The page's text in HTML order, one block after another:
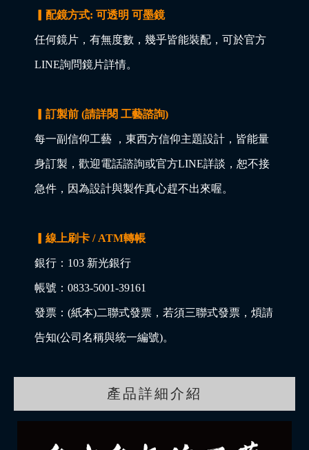
▎配鏡方式: 可透明 可墨鏡
任何鏡片，有無度數，幾乎皆能裝配，可於官方
LINE詢問鏡片詳情。
▎訂製前 (請詳閱 工藝諮詢)
每一副信仰工藝 ，東西方信仰主題設計，皆能量
身訂製，歡迎電話諮詢或官方LINE詳談，恕不接
急件，因為設計與製作真心趕不出來喔。
▎線上刷卡 / ATM轉帳
銀行：103 新光銀行
帳號：0833-5001-39161
發票：(紙本)二聯式發票，若須三聯式發票，煩請
告知(公司名稱與統一編號)。
產品詳細介紹